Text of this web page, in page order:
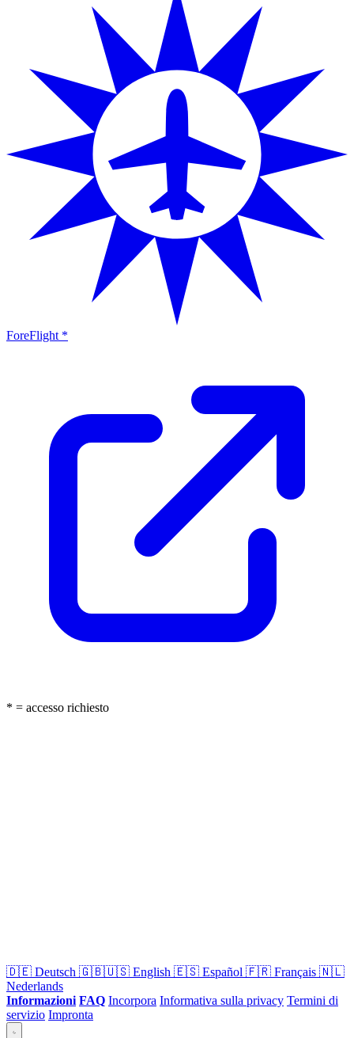
ForeFlight *
* = accesso richiesto
🇩🇪 Deutsch 🇬🇧🇺🇸 English 🇪🇸 Español 🇫🇷 Français 🇳🇱
Nederlands
Informazioni FAQ Incorpora Informativa sulla privacy Termini di
servizio Impronta